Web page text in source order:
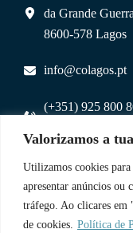
Valorizamos a
Utilizamos cookies para
apresentar anúncios ou
tráfego. Ao clicares em
de cookies. Política de
da Grande
8600-578 Lagos
info@colagos.pt
(+351) 925 800
(chamada para rede
Uma Parceria